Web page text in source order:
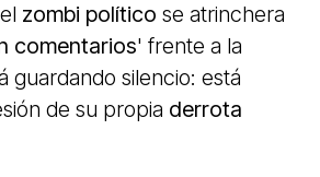
zombi político se atrinchera
comentarios' frente a la
guardando silencio: está
de su propia derrota